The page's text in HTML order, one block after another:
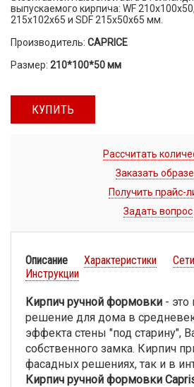
выпускаемого кирпича: WF
215x102x65 и SDF 215x50x65 мм.
Производитель: CAPRICE
Размер: 210*100*50 мм
КУПИТЬ
Рассчитать
Заказать
Получить прайс-
Задать вопрос
Описание Характеристики
Инструкции
Кирпич ручной формовки - это
решение для дома в
эффекта стены "под старину",
собственного замка. Кирпич
фасадных решениях, так и в
Кирпич ручной формовки